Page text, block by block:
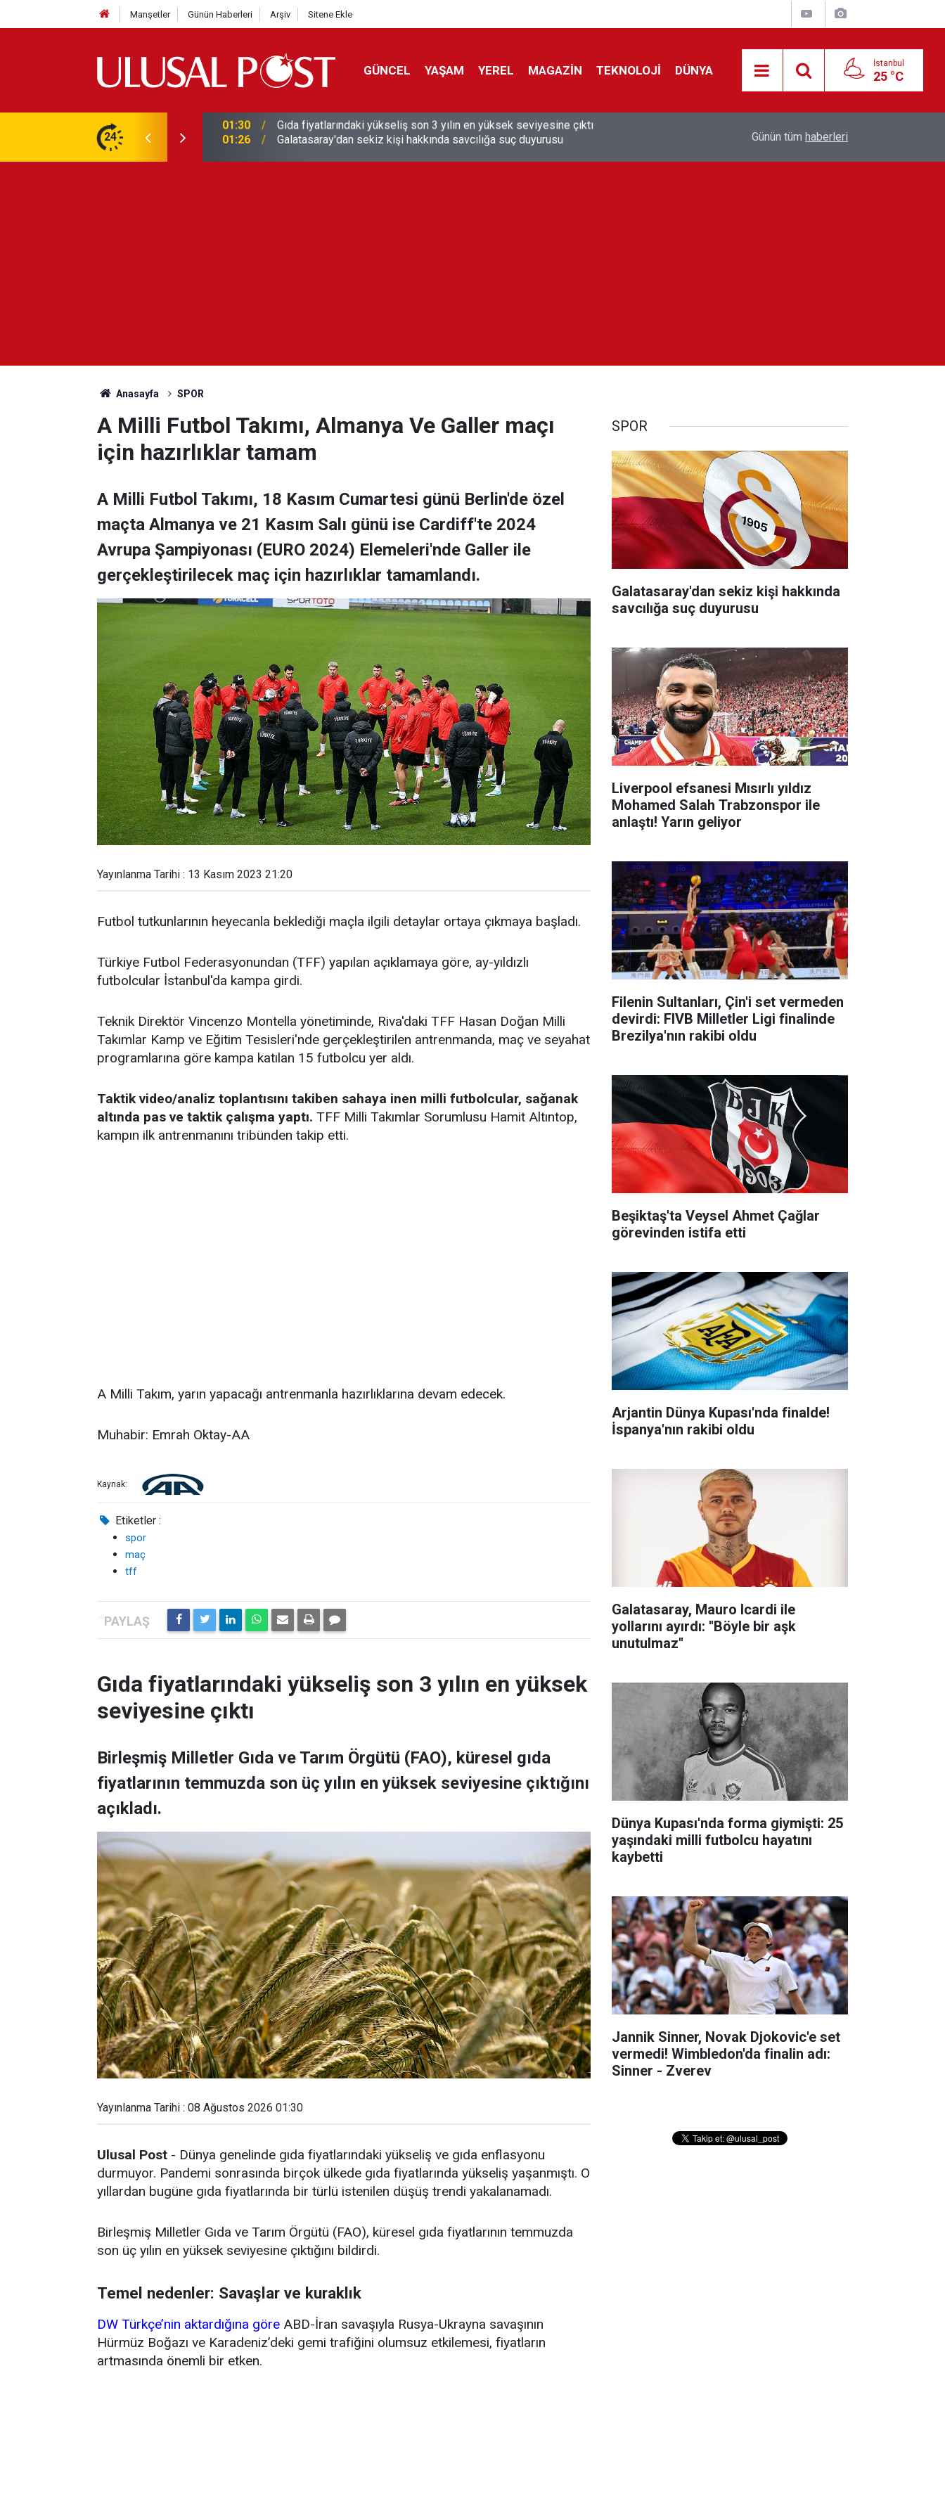
Manşetler Günün Haberleri Arşiv Sitene Ekle
GÜNCEL YAŞAM YEREL MAGAZİN TEKNOLOJİ DÜNYA İstanbul
25 °C
24
en yüksek seviyesine çıktı 01:26 Galatasaray'dan sekiz kişi hakkında savcılığa suç duyurusu
kontrol edecek
Günün tüm haberleri
Anasayfa SPOR
A Milli Futbol Takımı, Almanya Ve Galler maçı
için hazırlıklar tamam
A Milli Futbol Takımı, 18 Kasım Cumartesi günü Berlin'de özel
maçta Almanya ve 21 Kasım Salı günü ise Cardiff'te 2024
Avrupa Şampiyonası (EURO 2024) Elemeleri'nde Galler ile
gerçekleştirilecek maç için hazırlıklar tamamlandı.
Yayınlanma Tarihi : 13 Kasım 2023 21:20
Futbol tutkunlarının heyecanla beklediği maçla ilgili detaylar ortaya çıkmaya başladı.
Türkiye Futbol Federasyonundan (TFF) yapılan açıklamaya göre, ay-yıldızlı
futbolcular İstanbul'da kampa girdi.
Teknik Direktör Vincenzo Montella yönetiminde, Riva'daki TFF Hasan Doğan Milli
Takımlar Kamp ve Eğitim Tesisleri'nde gerçekleştirilen antrenmanda, maç ve seyahat
programlarına göre kampa katılan 15 futbolcu yer aldı.
Taktik video/analiz toplantısını takiben sahaya inen milli futbolcular, sağanak
altında pas ve taktik çalışma yaptı. TFF Milli Takımlar Sorumlusu Hamit Altıntop,
kampın ilk antrenmanını tribünden takip etti.
A Milli Takım, yarın yapacağı antrenmanla hazırlıklarına devam edecek.
Muhabir: Emrah Oktay-AA
Kaynak:
Etiketler :
spor
maç
tff
Gıda fiyatlarındaki yükseliş son 3 yılın en yüksek
seviyesine çıktı
Birleşmiş Milletler Gıda ve Tarım Örgütü (FAO), küresel gıda
fiyatlarının temmuzda son üç yılın en yüksek seviyesine çıktığını
açıkladı.
Yayınlanma Tarihi : 08 Ağustos 2026 01:30
Ulusal Post - Dünya genelinde gıda fiyatlarındaki yükseliş ve gıda enflasyonu
durmuyor. Pandemi sonrasında birçok ülkede gıda fiyatlarında yükseliş yaşanmıştı. O
yıllardan bugüne gıda fiyatlarında bir türlü istenilen düşüş trendi yakalanamadı.
Birleşmiş Milletler Gıda ve Tarım Örgütü (FAO), küresel gıda fiyatlarının temmuzda
son üç yılın en yüksek seviyesine çıktığını bildirdi.
Temel nedenler: Savaşlar ve kuraklık
DW Türkçe’nin aktardığına göre ABD-İran savaşıyla Rusya-Ukrayna savaşının
Hürmüz Boğazı ve Karadeniz’deki gemi trafiğini olumsuz etkilemesi, fiyatların
artmasında önemli bir etken.
SPOR
Galatasaray'dan sekiz kişi hakkında
savcılığa suç duyurusu
Liverpool efsanesi Mısırlı yıldız
Mohamed Salah Trabzonspor ile
anlaştı! Yarın geliyor
Filenin Sultanları, Çin'i set vermeden
devirdi: FIVB Milletler Ligi finalinde
Brezilya'nın rakibi oldu
Beşiktaş'ta Veysel Ahmet Çağlar
görevinden istifa etti
Arjantin Dünya Kupası'nda finalde!
İspanya'nın rakibi oldu
Galatasaray, Mauro Icardi ile
yollarını ayırdı: ''Böyle bir aşk
unutulmaz''
Dünya Kupası'nda forma giymişti: 25
yaşındaki milli futbolcu hayatını
kaybetti
Jannik Sinner, Novak Djokovic'e set
vermedi! Wimbledon'da finalin adı:
Sinner - Zverev